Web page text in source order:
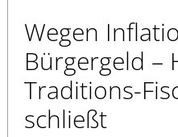
Wegen
Bürgergeld –
Traditions-
schließt